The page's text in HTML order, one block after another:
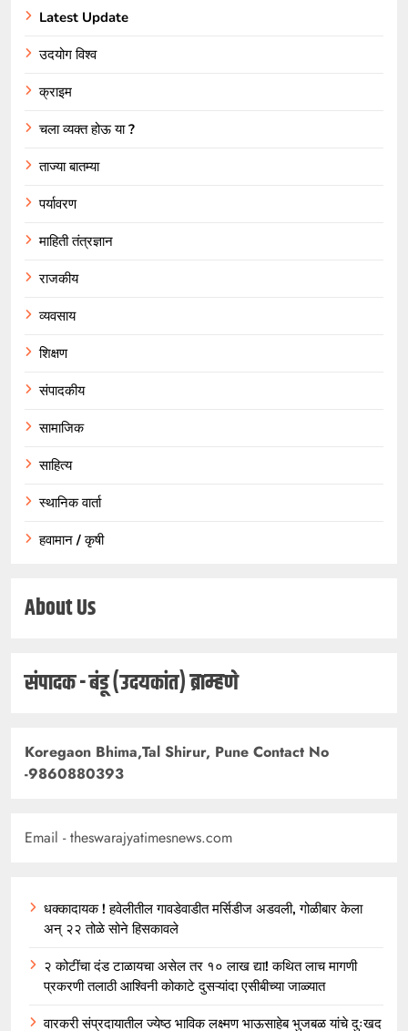
Latest Update
उदयोग विश्व
क्राइम
चला व्यक्त होऊ या ?
ताज्या बातम्या
पर्यावरण
माहिती तंत्रज्ञान
राजकीय
व्यवसाय
शिक्षण
संपादकीय
सामाजिक
साहित्य
स्थानिक वार्ता
हवामान / कृषी
About Us
संपादक - बंडू (उदयकांत) ब्राम्हणे
Koregaon Bhima,Tal Shirur, Pune Contact No
-9860880393
Email - theswarajyatimesnews.com
धक्कादायक ! हवेलीतील गावडेवाडीत मर्सिडीज अडवली, गोळीबार केला
अन् २२ तोळे सोने हिसकावले
२ कोटींचा दंड टाळायचा असेल तर १० लाख द्या! कथित लाच मागणी
प्रकरणी तलाठी आश्विनी कोकाटे दुसऱ्यांदा एसीबीच्या जाळ्यात
वारकरी संप्रदायातील ज्येष्ठ भाविक लक्ष्मण भाऊसाहेब भुजबळ यांचे दुःखद